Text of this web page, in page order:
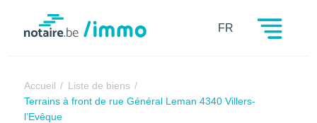
Notaire.be FR
Accueil
Liste de biens
Terrains à front de rue Général Leman 4340 Villers-
l’Evêque